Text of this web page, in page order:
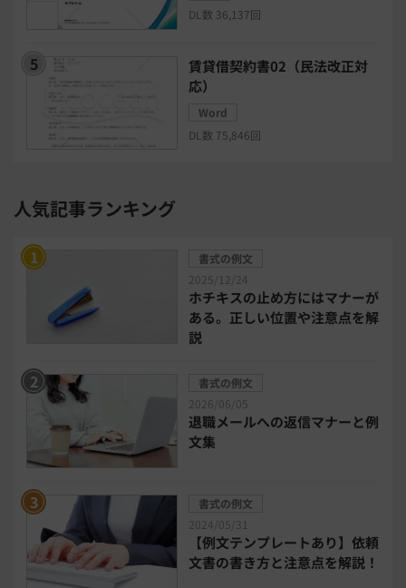
リモートアクセスツール
電子請求書システム 人事評価システム
給与計算システム eラーニングシステム
勤怠管理システム
健康管理システム
電子契約システム 会計業務システム
2026年トレンド ビジネススキル
DX・デジタル化 電子帳簿保存法
民法改正対応書式テンプレート
bizoceanお勧め動画
DL数 36,137回
賃貸借契約書02（民法改正対
応）
Word
DL数 75,846回
人気記事ランキング
書式の例文
2025/12/24
ホチキスの止め方にはマナーが
ある。正しい位置や注意点を解
説
書式の例文
2026/06/05
退職メールへの返信マナーと例
文集
書式の例文
2024/05/31
【例文テンプレートあり】依頼
文書の書き方と注意点を解説！